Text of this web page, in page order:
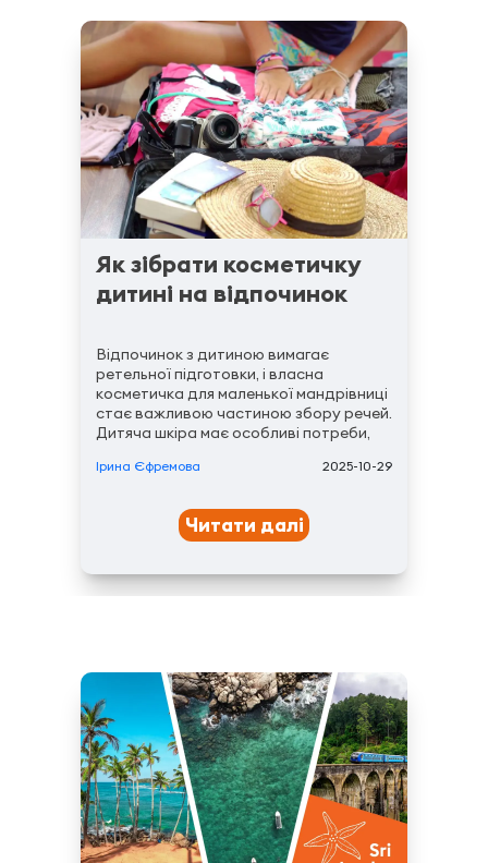
Як зібрати косметичку
дитині на відпочинок
Відпочинок з дитиною вимагає
ретельної підготовки, і власна
косметичка для маленької мандрівниці
стає важливою частиною збору речей.
Дитяча шкіра має особливі потреби,
може викликати подразнення або
дає дитині відчуття самостійності та
відповідальності за...
Ірина Єфремова 2025-10-29
Читати далі